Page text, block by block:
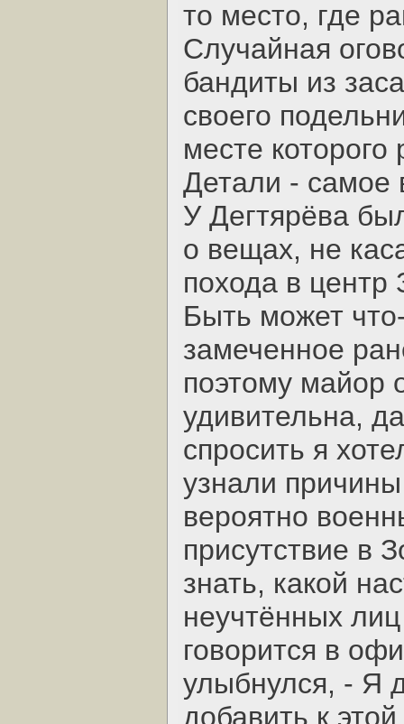
то место, где
Случайная
бандиты из
своего
месте
Детали - самое
У Дегтярёва
о вещах, не
похода в центр
Быть может
замеченное
поэтому майор
удивительна,
спросить я
узнали
вероятно
присутствие в
знать, какой
неучтённых лиц
говорится в
улыбнулся, - Я
добавить к